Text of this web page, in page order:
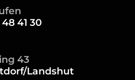
41 30
43
Landshut